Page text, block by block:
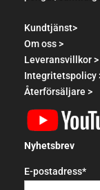
Kundtjänst>
Om oss >
Leveransvillkor >
Integritetspolicy
Återförsäljare >
Nyhetsbrev
E-postadress*